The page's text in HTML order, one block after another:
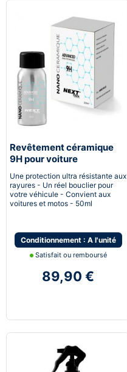
Revêtement céramique
9H pour voiture
Une protection ultra résistante aux
rayures - Un réel bouclier pour
votre véhicule - Convient aux
voitures et motos - 50ml
Conditionnement : A l'unité
Satisfait ou remboursé
89,90 €